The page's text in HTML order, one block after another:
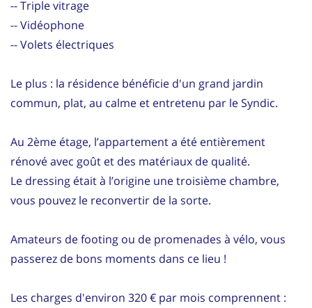
-- Triple vitrage
-- Vidéophone
-- Volets électriques
Le plus : la résidence bénéficie d'un grand jardin
commun, plat, au calme et entretenu par le Syndic.
Au 2ème étage, l’appartement a été entièrement
rénové avec goût et des matériaux de qualité.
Le dressing était à l’origine une troisième chambre,
vous pouvez le reconvertir de la sorte.
Amateurs de footing ou de promenades à vélo, vous
passerez de bons moments dans ce lieu !
Les charges d'environ 320 € par mois comprennent :